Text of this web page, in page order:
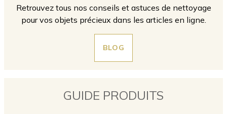
Retrouvez tous nos conseils et astuces de nettoyage
pour vos objets précieux dans les articles en ligne.
BLOG
GUIDE PRODUITS